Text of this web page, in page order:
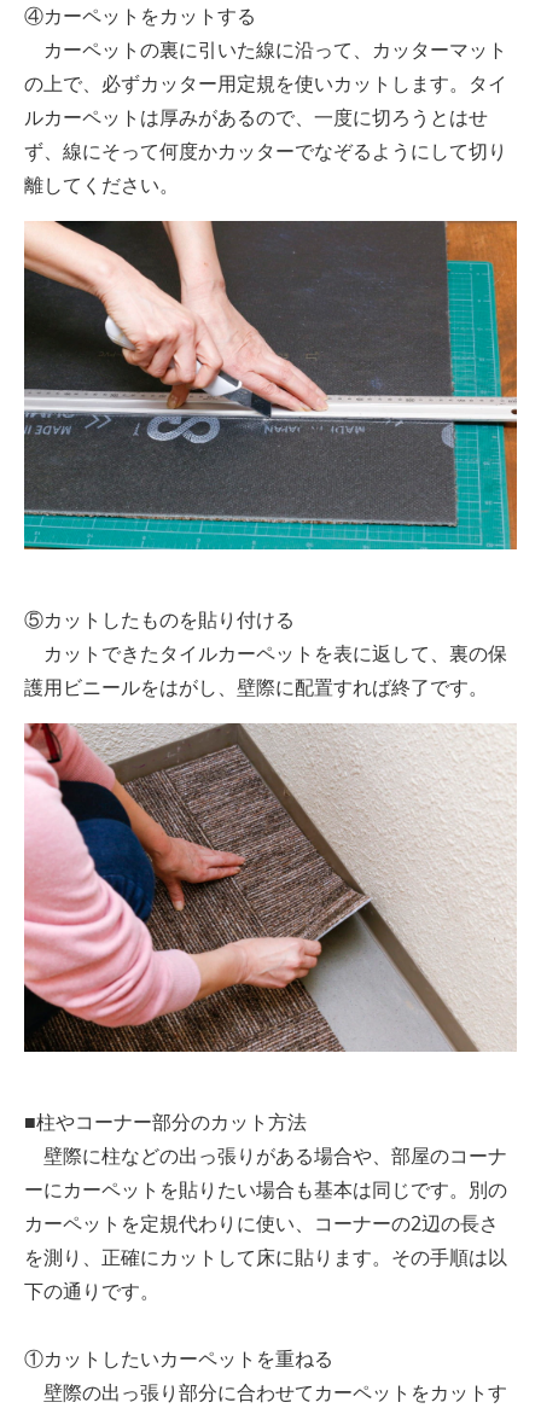
④カーペットをカットする
カーペットの裏に引いた線に沿って、カッターマット
の上で、必ずカッター用定規を使いカットします。タイ
ルカーペットは厚みがあるので、一度に切ろうとはせ
ず、線にそって何度かカッターでなぞるようにして切り
離してください。
⑤カットしたものを貼り付ける
カットできたタイルカーペットを表に返して、裏の保
護用ビニールをはがし、壁際に配置すれば終了です。
■柱やコーナー部分のカット方法
壁際に柱などの出っ張りがある場合や、部屋のコーナ
ーにカーペットを貼りたい場合も基本は同じです。別の
カーペットを定規代わりに使い、コーナーの2辺の長さ
を測り、正確にカットして床に貼ります。その手順は以
下の通りです。
①カットしたいカーペットを重ねる
壁際の出っ張り部分に合わせてカーペットをカットす